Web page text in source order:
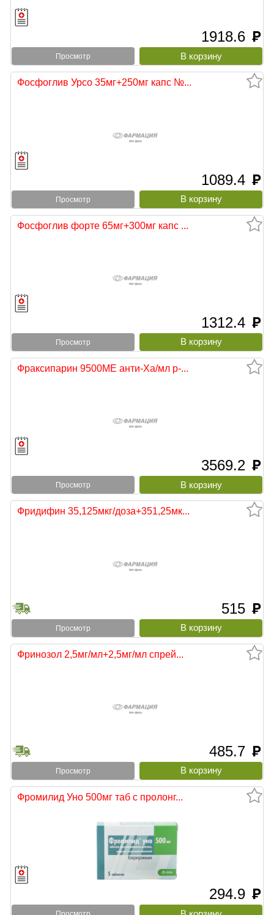
1918.6 руб
Просмотр
Фосфоглив Урсо 35мг+250мг капс №...
1089.4 руб
Просмотр
Фосфоглив форте 65мг+300мг капс ...
1312.4 руб
Просмотр
Фраксипарин 9500МЕ анти-Ха/мл р-...
3569.2 руб
Просмотр
Фридифин 35,125мкг/доза+351,25мк...
515 руб
Просмотр
Фринозол 2,5мг/мл+2,5мг/мл спрей...
485.7 руб
Просмотр
Фромилид Уно 500мг таб с пролонг...
294.9 руб